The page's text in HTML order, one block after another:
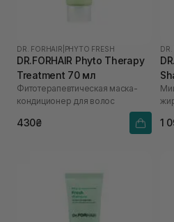
DR. FORHAIR PHYTO FRESH
DR.FORHAIR Phyto Therapy
Treatment 70 мл
Фитотерапевтическая маска-
кондиционер для волос
430₴
DR.
1